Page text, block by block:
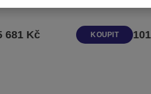
681 Kč KOUPIT